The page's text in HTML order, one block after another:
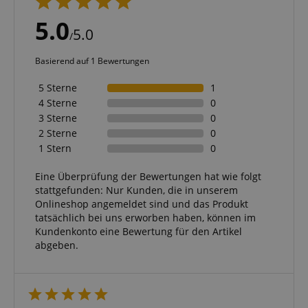
5.0/5.0
Basierend auf 1 Bewertungen
5 Sterne
1
4 Sterne
0
3 Sterne
0
2 Sterne
0
1 Stern
0
Eine Überprüfung der Bewertungen hat wie folgt
stattgefunden: Nur Kunden, die in unserem
Onlineshop angemeldet sind und das Produkt
tatsächlich bei uns erworben haben, können im
Kundenkonto eine Bewertung für den Artikel
abgeben.
Cookie
Domain
vid-
91347
www.kirstein.at
1
Stunde
59
Minuten
remembering
the state of
assistant for
a given end
user (what
answers were
he was the
last time,
etc.).
Google-
Datenschutzerklärung